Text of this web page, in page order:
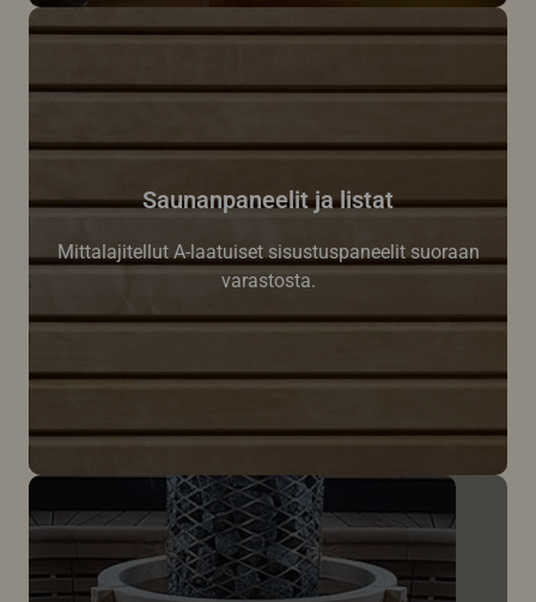
Saunanpaneelit ja listat
Mittalajitellut A-laatuiset sisustuspaneelit suoraan
varastosta.